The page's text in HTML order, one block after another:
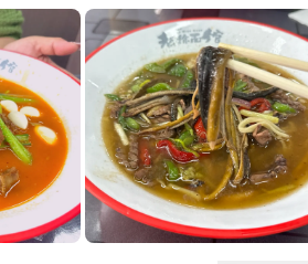
花，同為澆頭，淋上麵湯。
舒服😌！
紅燒牛肉麵就此完成✅
慣的人旁邊也有砂糖讓你自己添加。
，一問才知道老闆以前給政府官員做菜
～ 推薦有來河下古鎮的家人們，都可以